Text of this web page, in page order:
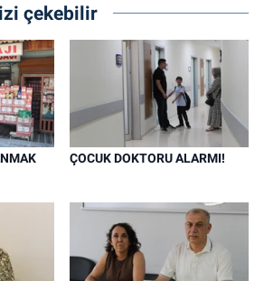
çekebilir
ÇOCUK DOKTORU ALARMI!